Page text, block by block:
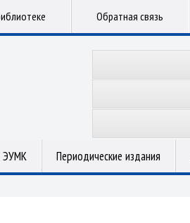
Обратная связь
ЭУМК Периодические издания